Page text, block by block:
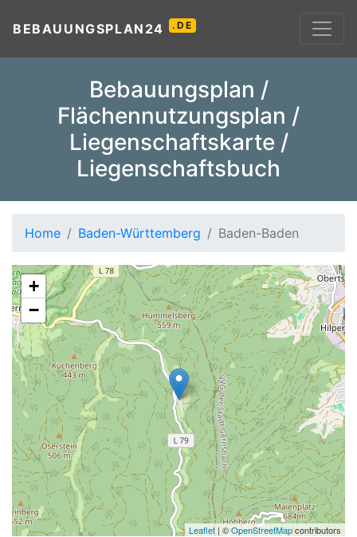
BEBAUUNGSPLAN24 .DE
Bebauungsplan /
Flächennutzungsplan /
Liegenschaftskarte /
Liegenschaftsbuch
Home Baden-Württemberg Baden-Baden
+
−
Leaflet | ©OpenStreetMapcontributors